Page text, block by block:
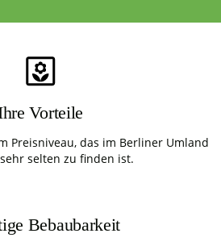
Vorteile
Preisniveau, das im Berliner Umland
selten zu finden ist.
Bebaubarkeit